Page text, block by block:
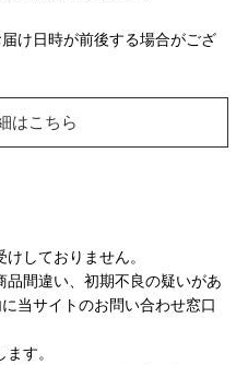
け日時が前後する場合がござ
はこちら
しておりません。
間違い、初期不良の疑いがあ
当サイトのお問い合わせ窓口
す。